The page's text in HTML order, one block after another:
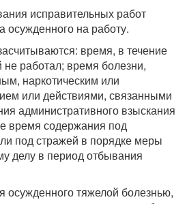
исправительных работ
осужденного на работу.
время, в течение
не работал; время болезни,
наркотическим или
или действиями, связанными
административного взыскания
время содержания под
под стражей в порядке меры
делу в период отбывания
осужденного тяжелой болезнью,